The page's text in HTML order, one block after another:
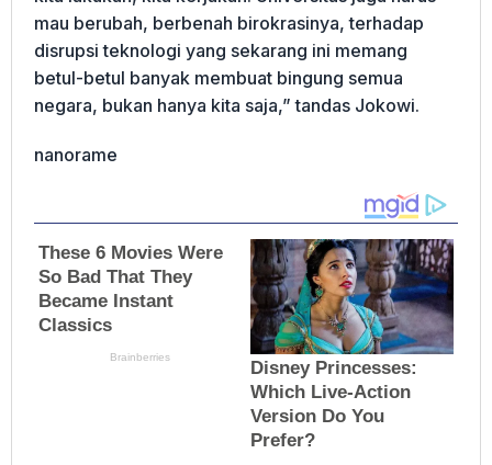
mau berubah, berbenah birokrasinya, terhadap
disrupsi teknologi yang sekarang ini memang
betul-betul banyak membuat bingung semua
negara, bukan hanya kita saja,” tandas Jokowi.
nanorame